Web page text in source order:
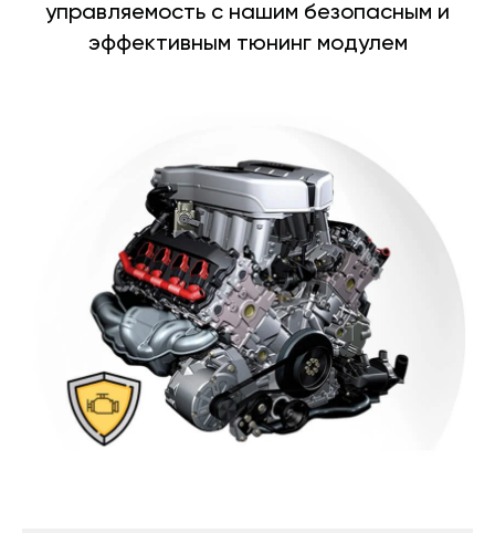
управляемость с нашим безопасным и
эффективным тюнинг модулем